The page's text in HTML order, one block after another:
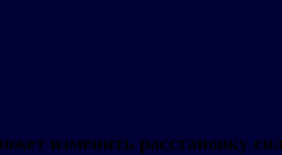
изменить расстановку